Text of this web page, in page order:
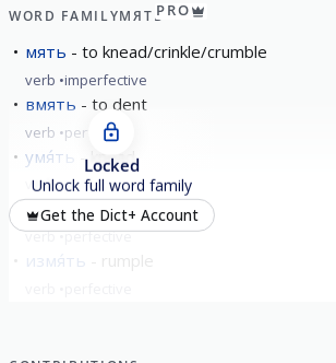
WORD FAMILYМЯТЬPRO
мять to knead/crinkle/crumble
verb imperfective
вмять to dent
verb perfective
умя́ть knead
verb perfective
замя́ть hush up
verb perfective
измя́ть
Locked
Unlock full word family
Get the Dict+ Account